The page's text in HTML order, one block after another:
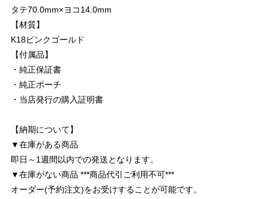
タテ70.0mm×ヨコ14.0mm
【材質】
K18ピンクゴールド
【付属品】
・純正保証書
・純正ポーチ
・当店発行の購入証明書
【納期について】
▼在庫がある商品
即日～1週間以内での発送となります。
▼在庫がない商品 ***商品代引ご利用不可***
オーダー(予約注文)をお受けすることが可能です。